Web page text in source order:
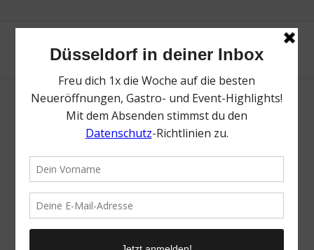
Königsallee Düsseldorf: Die besten Spots |